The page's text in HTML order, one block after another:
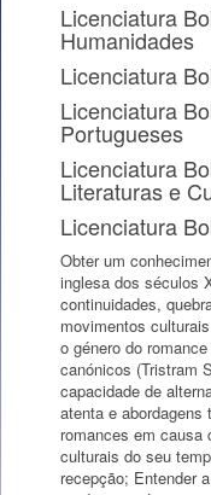
Licenciatura
Humanidades
Licenciatura
Licenciatura
Portugueses
Licenciatura
Literaturas e
Licenciatura
Obter um
inglesa dos séculos
continuidades,
movimentos
o género do
canónicos (Tristram
capacidade de
atenta e
romances em
culturais do seu
recepção; Entender